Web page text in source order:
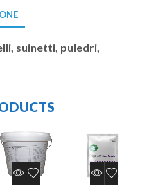
suinetti, puledri,